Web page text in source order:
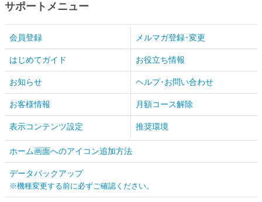
サポートメニュー
会員登録 メルマガ登録･変更
はじめてガイド お役立ち情報
お知らせ ヘルプ･お問い合わせ
お客様情報 月額コース解除
表示コンテンツ設定 推奨環境
ホーム画面へのアイコン追加方法
データバックアップ
※機種変更する前に必ずご確認ください。